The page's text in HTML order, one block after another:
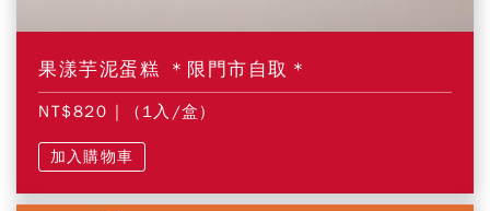
果漾芋泥蛋糕 ＊限門市自取＊
NT$820 | (1入/盒)
加入購物車